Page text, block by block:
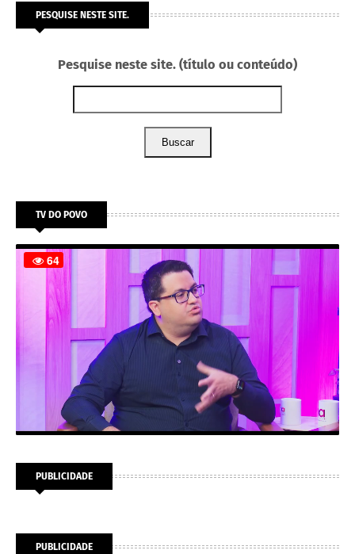
PESQUISE NESTE SITE.
Pesquise neste site. (título ou conteúdo)
Buscar
TV DO POVO
PUBLICIDADE
PUBLICIDADE